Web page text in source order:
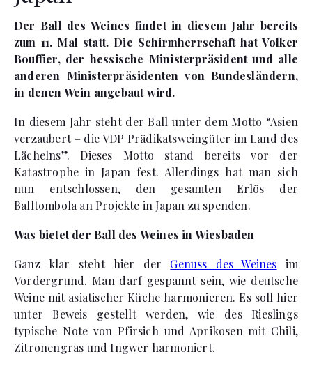
Der Ball des Weines findet in diesem Jahr bereits
zum 11. Mal statt. Die Schirmherrschaft hat Volker
Bouffier, der hessische Ministerpräsident und alle
anderen Ministerpräsidenten von Bundesländern,
in denen Wein angebaut wird.
In diesem Jahr steht der Ball unter dem Motto “Asien
verzaubert – die VDP Prädikatsweingüter im Land des
Lächelns”. Dieses Motto stand bereits vor der
Katastrophe in Japan fest. Allerdings hat man sich
nun entschlossen, den gesamten Erlös der
Balltombola an Projekte in Japan zu spenden.
Was bietet der Ball des Weines in Wiesbaden
Ganz klar steht hier der Genuss des Weines im
Vordergrund. Man darf gespannt sein, wie deutsche
Weine mit asiatischer Küche harmonieren. Es soll hier
unter Beweis gestellt werden, wie des Rieslings
typische Note von Pfirsich und Aprikosen mit Chili,
Zitronengras und Ingwer harmoniert.